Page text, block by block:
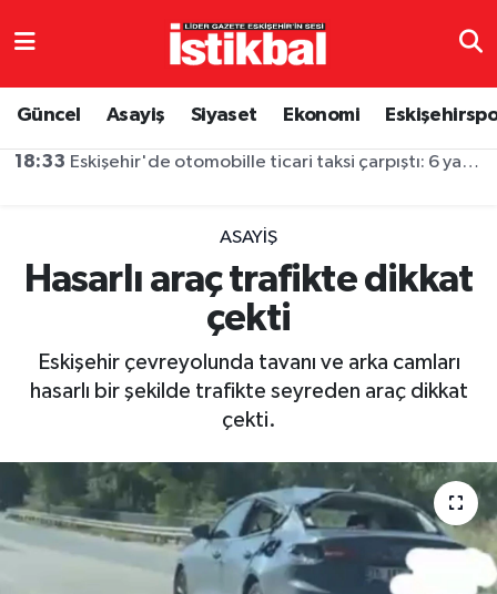
Güncel Asayiş Siyaset Ekonomi
ASAYIŞ
Hasarlı araç trafikte dikkat
çekti
Eskişehir çevreyolunda tavanı ve arka camları
hasarlı bir şekilde trafikte seyreden araç dikkat
çekti.
Eskişehirspor
Eğitim
Sağlık
Yaşam
Eskişehir Nöbetçi Eczaneler
TFF 3.Lig 4.Grup Puan Durumu ve Fikstür
Tüm Manşetler
Son Dakika Haberleri
Haber Arşivi